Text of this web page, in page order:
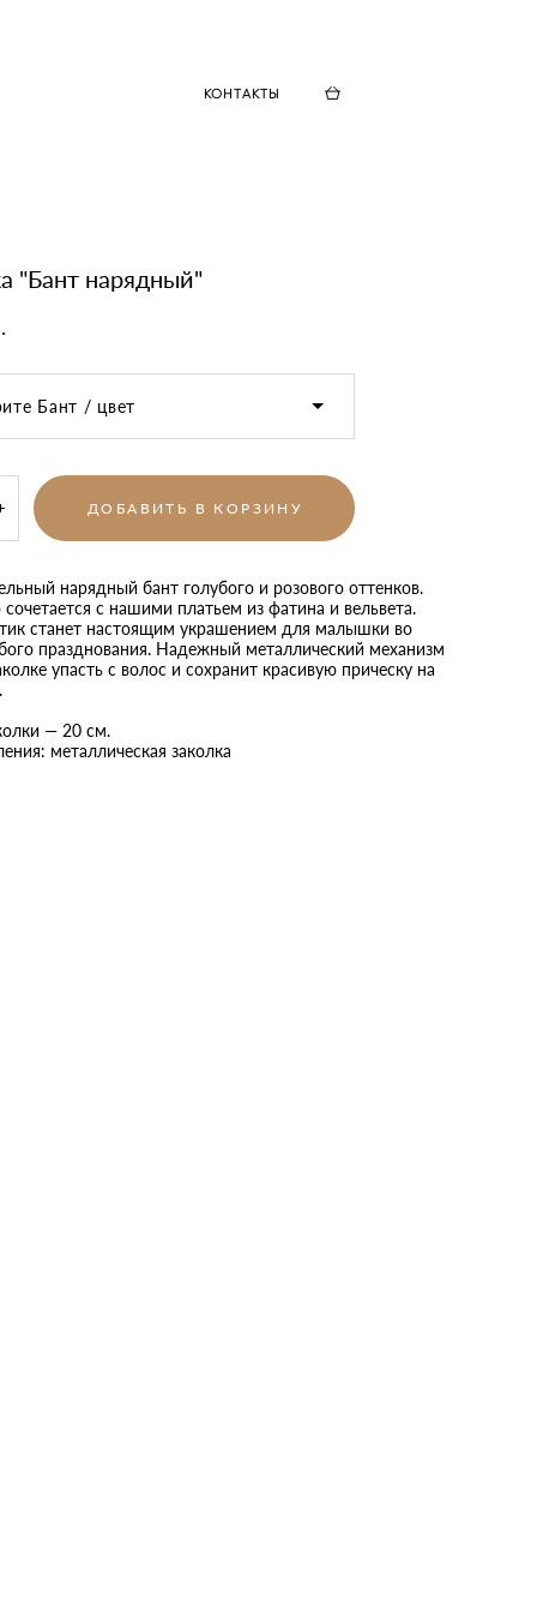
КОНТАКТЫ
"Бант нарядный"
Бант / цвет
ДОБАВИТЬ В КОРЗИНУ
нарядный бант голубого и розового оттенков.
с нашими платьем из фатина и вельвета.
станет настоящим украшением для малышки во
празднования. Надежный металлический механизм
упасть с волос и сохранит красивую прическу на
— 20 см.
металлическая заколка